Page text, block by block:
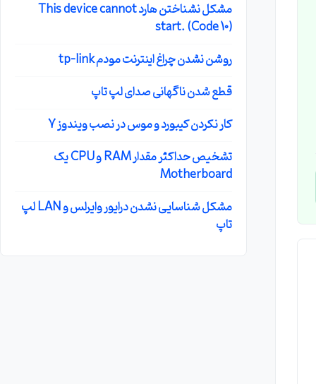
مشکل نشناختن هارد This device cannot
start. (Code 10)
روشن نشدن چراغ اینترنت مودم tp-link
قطع شدن ناگهانی صدای لپ تاپ
کار نکردن کیبورد و موس در نصب ویندوز 7
تشخیص حداکثر مقدار RAM و CPU یک
Motherboard
مشکل شناسایی نشدن درایور وایرلس و LAN لپ
تاپ